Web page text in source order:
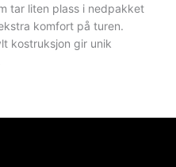
tar liten plass i nedpakket
komfort på turen.
kostruksjon gir unik